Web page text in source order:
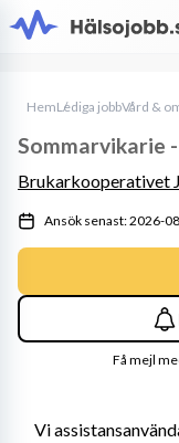
HemLediga jobbVård &
Vi
Sommarvikarie
Brukarkooperativet
Ansök senast: 2026-
Få mejl